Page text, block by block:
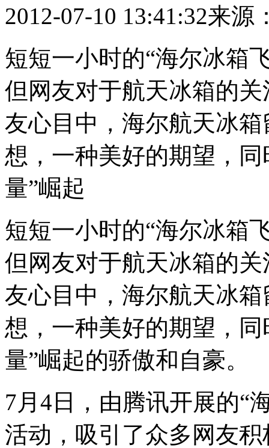
2012-07-10 13:41:32来源
短短一小时的“海尔冰箱
但网友对于航天冰箱的
友心目中，海尔航天冰
想，一种美好的期望，
量”崛起
短短一小时的“海尔冰箱
但网友对于航天冰箱的
友心目中，海尔航天冰
想，一种美好的期望，
量”崛起的骄傲和自豪。
7月4日，由腾讯开展的“
活动，吸引了众多网友